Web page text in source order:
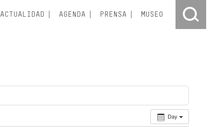
ACTUALIDAD AGENDA PRENSA MUSEO
Day